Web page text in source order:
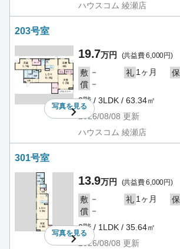
ハウスコム 綾瀬店
203号室
写真を見る
19.7万円 (共益費 6,000円)
敷 － 礼 1ヶ月 保
償 －
2階 / 3LDK / 63.34㎡
2026/08/08 更新
ハウスコム 綾瀬店
301号室
写真を見る
13.9万円 (共益費 6,000円)
敷 － 礼 1ヶ月 保
償 －
3階 / 1LDK / 35.64㎡
2026/08/08 更新